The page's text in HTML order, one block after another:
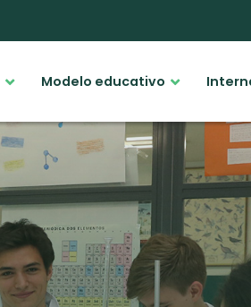
Modelo educativo